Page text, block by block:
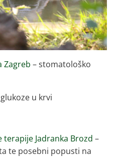
Zagreb – stomatološko
u krvi
Jadranka Brozd –
te posebni popusti na